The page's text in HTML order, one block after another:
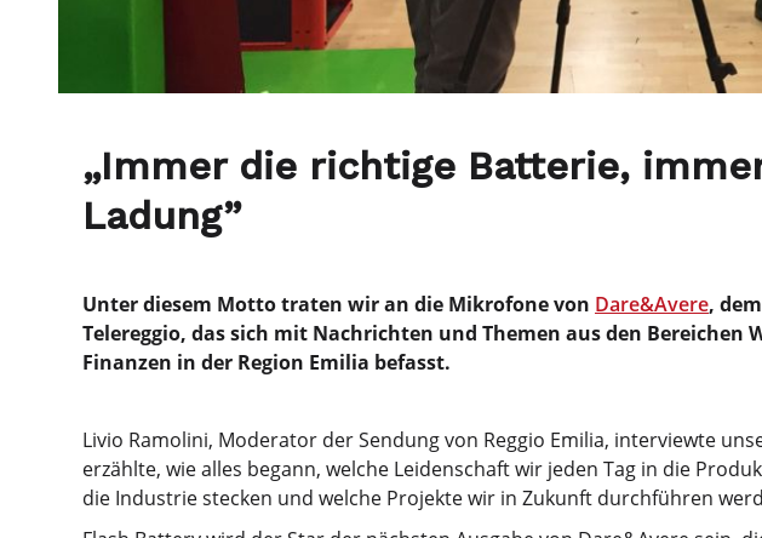
„Immer die richtige Batterie,
Ladung”
Unter diesem Motto traten wir an die Mikrofone von Dare&Avere,
Telereggio, das sich mit Nachrichten und Themen aus den Bereichen
Finanzen in der Region Emilia befasst.
Livio Ramolini, Moderator der Sendung von Reggio Emilia, interviewte
erzählte, wie alles begann, welche Leidenschaft wir jeden Tag in die
die Industrie stecken und welche Projekte wir in Zukunft durchführen